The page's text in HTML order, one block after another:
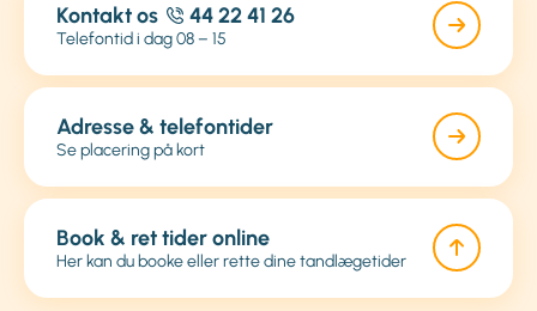
Kontakt os 44 22 41 26
Telefontid i dag 08 – 15
Adresse & telefontider
Se placering på kort
Book & ret tider online
Her kan du booke eller rette dine tandlægetider